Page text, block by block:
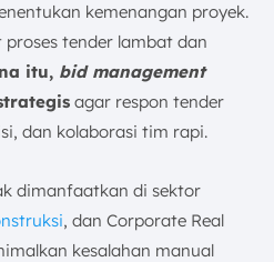
kemenangan proyek.
tender lambat dan
itu, bid management
agar respon tender
dan kolaborasi tim rapi.
dimanfaatkan di sektor
, dan Corporate Real
kesalahan manual